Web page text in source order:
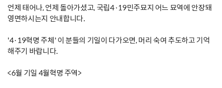
언제 태어나, 언제 돌아가셨고, 국립4·19민주묘지 어느 묘역에 안장돼
영면하시는지 안내합니다.
'4·19혁명 주체' 이 분들의 기일이 다가오면, 머리 숙여 추도하고 기억
해주기 바랍니다.
<6월 기일 4월혁명 주역>